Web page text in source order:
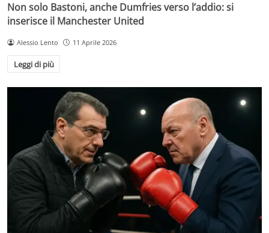
Non solo Bastoni, anche Dumfries verso l’addio: si
inserisce il Manchester United
Alessio Lento 11 Aprile 2026
Leggi di più